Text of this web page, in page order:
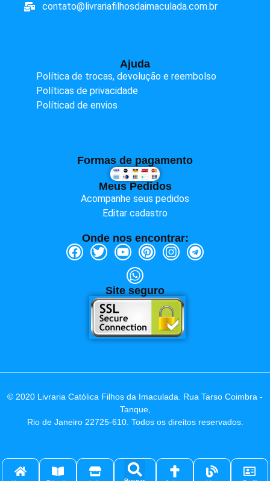
contato@livrariafilhosdaimaculada.com.br
Ajuda
Política de trocas, devolução e reembolso
Políticas de privacidade
Políticad de envios
Formas de pagamento
Meus Pedidos
Acompanhe seus pedidos
Editar cadastro
Onde nos encontrar:
Site seguro
© 2020 Livraria Católica Filhos da Imaculada. Rua Tarso Coimbra -
Tanque,
Rio de Janeiro 22725-610. Todos os direitos reservados.